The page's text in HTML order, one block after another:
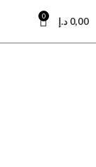
0 0,00 د.إ